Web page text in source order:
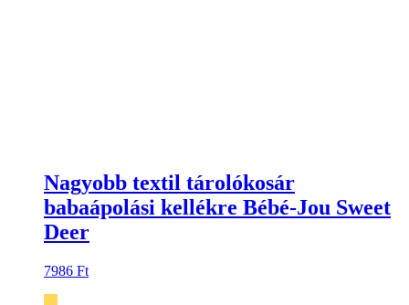
Nagyobb textil tárolókosár
babaápolási kellékre Bébé-Jou Sweet
Deer
7986 Ft